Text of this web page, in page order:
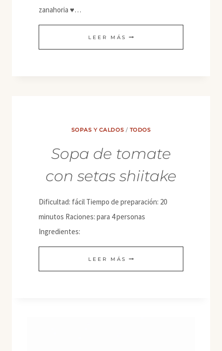
zanahoria ♥…
LEER MÁS ROLLITOS
DE
SOPAS Y CALDOS / TODOS
Sopa de tomate
con setas shiitake
Dificultad: fácil Tiempo de preparación: 20
minutos Raciones: para 4 personas
Ingredientes:
LEER MÁS SOPA
DE